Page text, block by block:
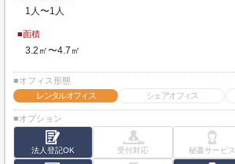
1人〜1人
■面積
3.2㎡〜4.7㎡
■オフィス形態
レンタルオフィス
シェアオフィス
■オプション
法人登記OK 受付対応 秘書サービス